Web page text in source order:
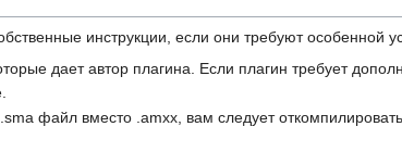
инструкции, если они требуют особенной
дает автор плагина. Если плагин требует
файл вместо .amxx, вам следует